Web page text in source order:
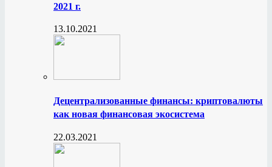
2021 г.
13.10.2021
Децентрализованные финансы: криптовалюты
как новая финансовая экосистема
22.03.2021